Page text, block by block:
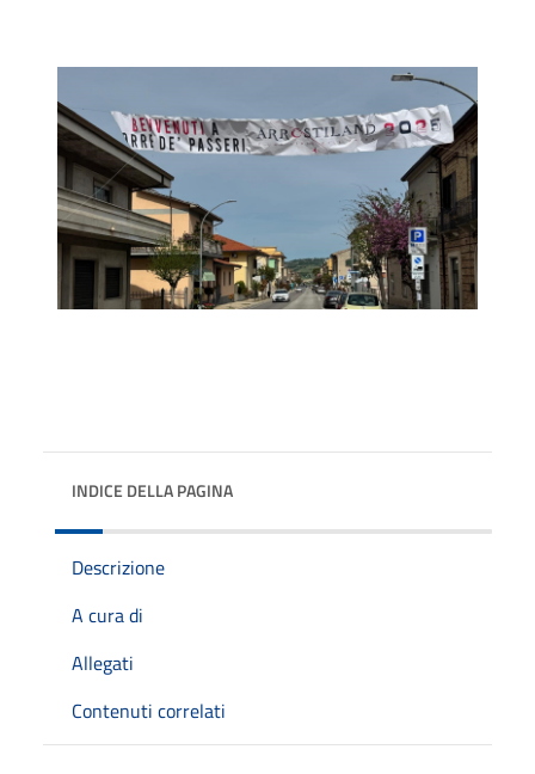
INDICE DELLA PAGINA
Descrizione
A cura di
Allegati
Contenuti correlati